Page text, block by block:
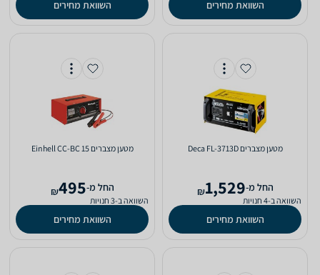
השוואת מחירים השוואת מחירים
‏מטען מצברים Deca FL-3713D
‫החל מ-1,529
₪
השוואה ב-4 חנויות
השוואת מחירים
‏מטען מצברים Einhell CC-BC 15
‫החל מ-495
₪
השוואה ב-3 חנויות
השוואת מחירים